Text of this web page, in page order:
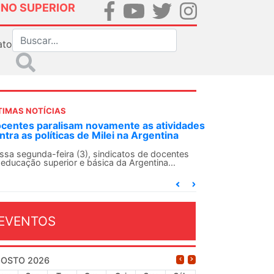
SUPERIOR
NOTÍCIAS
ANDES-SN convoca docentes para Dia de
Solidariedade Internacionalista com Cuba em
13 de agosto
O ANDES-SN conclama suas seções sindicais e o
2026